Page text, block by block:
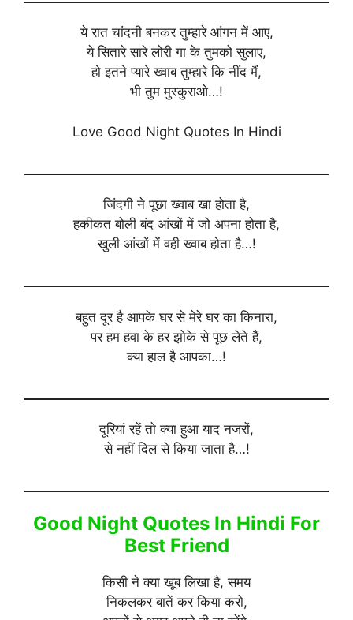
ये रात चांदनी बनकर तुम्हारे आंगन में आए,
ये सितारे सारे लोरी गा के तुमको सुलाए,
हो इतने प्यारे ख्वाब तुम्हारे कि नींद मैं,
भी तुम मुस्कुराओ…!
Love Good Night Quotes In Hindi
जिंदगी ने पूछा ख्वाब खा होता है,
हकीकत बोली बंद आंखों में जो अपना होता है,
खुली आंखों में वही ख्वाब होता है…!
बहुत दूर है आपके घर से मेरे घर का किनारा,
पर हम हवा के हर झोके से पूछ लेते हैं,
क्या हाल है आपका…!
दूरियां रहें तो क्या हुआ याद नजरों,
से नहीं दिल से किया जाता है…!
Good Night Quotes In Hindi For
Best Friend
किसी ने क्या खूब लिखा है, समय
निकलकर बातें कर किया करो,